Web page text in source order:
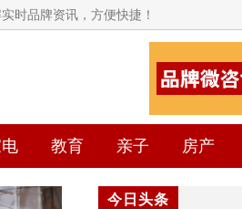
时品牌资讯，方便快捷！
教育 亲子 房产
今日头条